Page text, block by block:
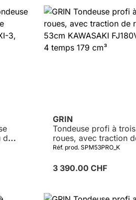
Détails
de
GRIN
Tondeuse profi à trois
roues, avec traction
roues 53cm KAWASAKI
cm³
Réf. prod. SPM53PRO_K
3 390.00 CHF